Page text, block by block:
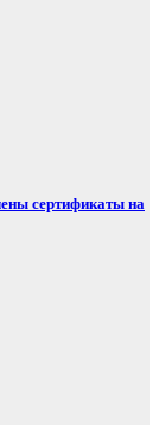
сертификаты на